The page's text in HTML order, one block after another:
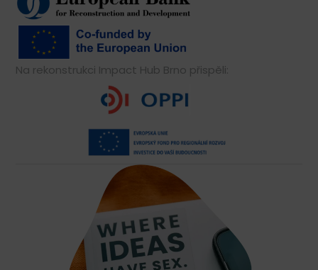
Na rekonstrukci Impact Hub Brno přispěli: